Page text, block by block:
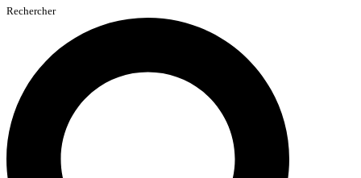
Rechercher